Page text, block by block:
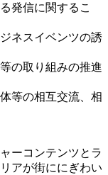
発信に関するこ
ネスイベンツの誘
の取り組みの推進
等の相互交流、相
ーコンテンツとラ
アが街ににぎわい